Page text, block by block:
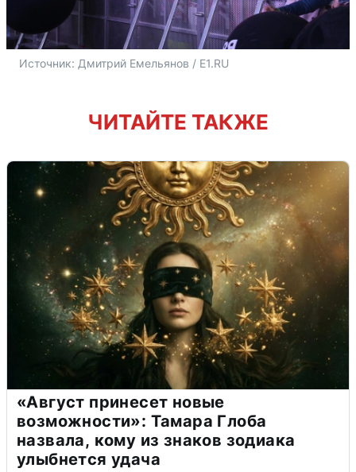
Источник: Дмитрий Емельянов / E1.RU
ЧИТАЙТЕ ТАКЖЕ
«Август принесет новые
возможности»: Тамара Глоба
назвала, кому из знаков зодиака
улыбнется удача